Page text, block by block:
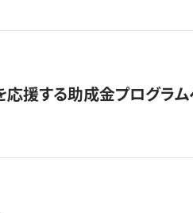
援する助成金プログラ